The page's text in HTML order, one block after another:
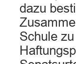
dazu
Schule